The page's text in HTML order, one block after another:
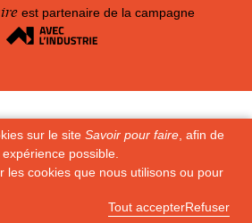
sur le site Savoir pour faire , afin de
possible.
les cookies que nous utilisons ou pour
Tout accepterRefuser
est partenaire de la campagne